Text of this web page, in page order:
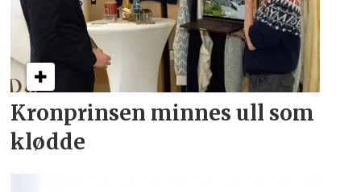
Kronprinsen minnes ull som
klødde